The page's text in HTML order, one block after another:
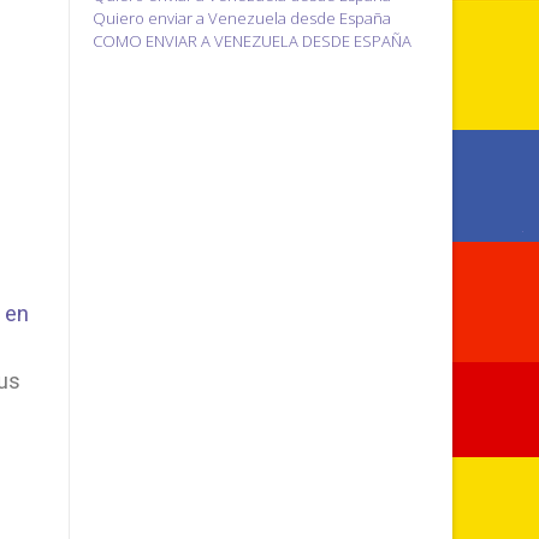
Quiero enviar a Venezuela desde España
COMO ENVIAR A VENEZUELA DESDE ESPAÑA